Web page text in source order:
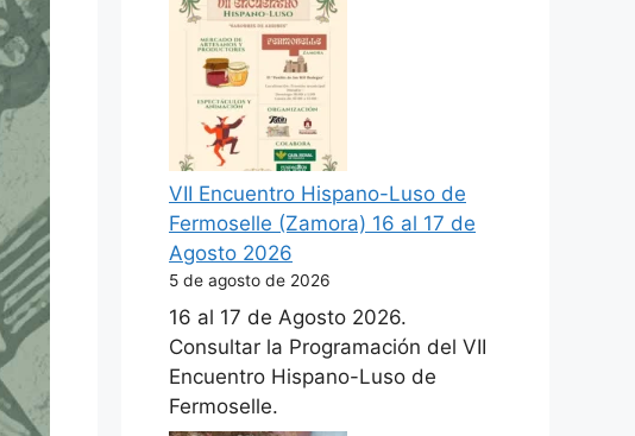
VII Encuentro Hispano-Luso de
Fermoselle (Zamora) 16 al 17 de
Agosto 2026
5 de agosto de 2026
16 al 17 de Agosto 2026.
Consultar la Programación del VII
Encuentro Hispano-Luso de
Fermoselle.